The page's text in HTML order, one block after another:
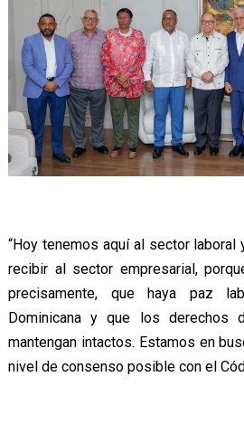
“Hoy tenemos aquí al sector
recibir al sector empresarial,
precisamente, que haya paz
Dominicana y que los derechos
mantengan intactos. Estamos en
nivel de consenso posible con el